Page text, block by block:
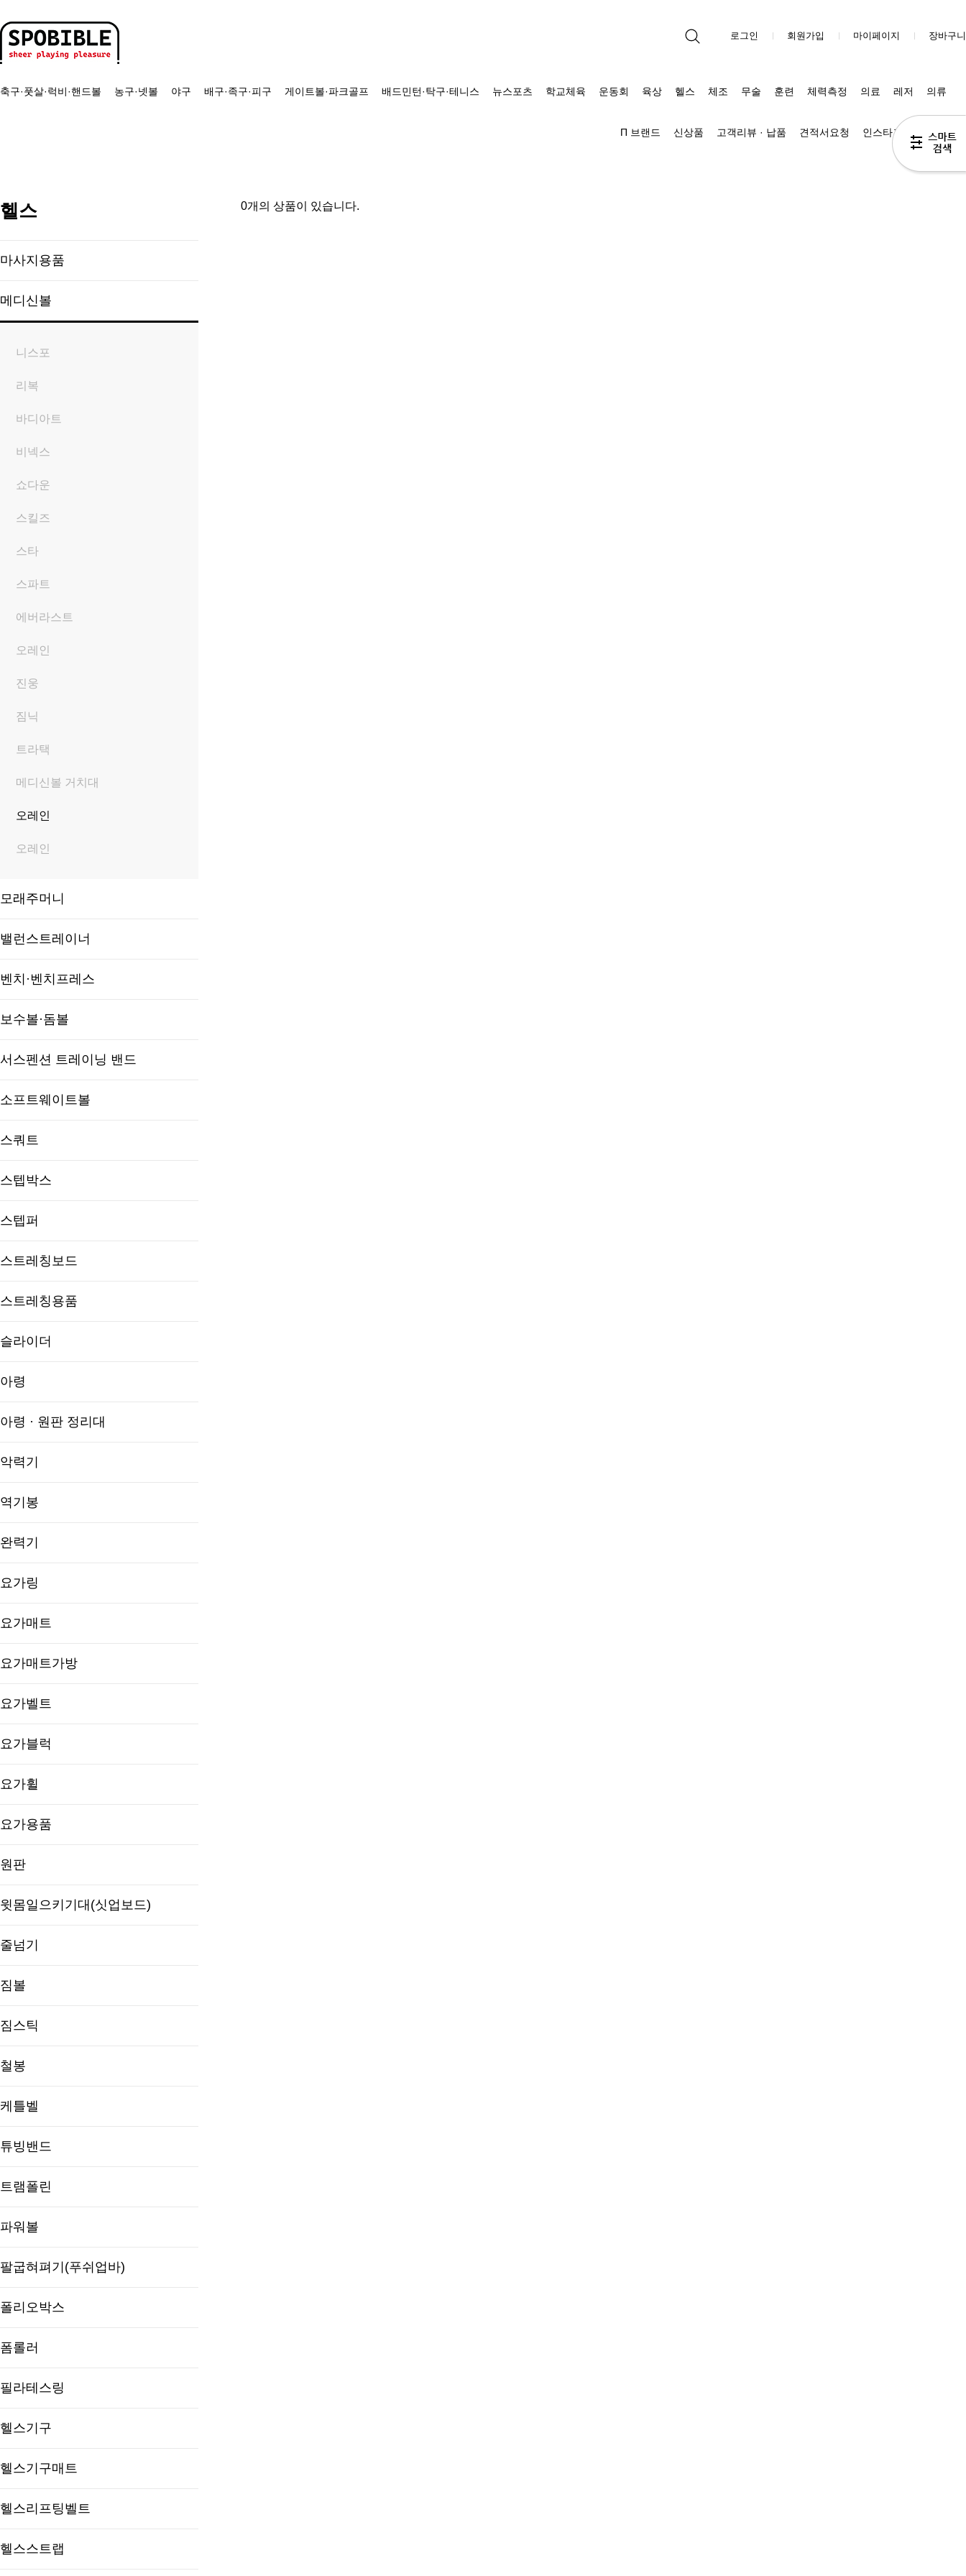
로그인 회원가입 마이페이지 장바구니
축구·풋살·럭비·핸드볼 농구·넷볼 야구 배구·족구·피구 게이트볼·파크골프 배드민턴·탁구·테니스 뉴스포츠 학교체육 운동회 육상 헬스 체조 무술 훈련 체력측정 의료 레저 의류
Π 브랜드 신상품 고객리뷰 · 납품 견적서요청 인스타그램 블로그 Π
헬스
마사지용품
메디신볼
니스포
리복
바디아트
비넥스
쇼다운
스킬즈
스타
스파트
에버라스트
오레인
진웅
짐닉
트라택
메디신볼 거치대
오레인
오레인
모래주머니
밸런스트레이너
벤치·벤치프레스
보수볼·돔볼
서스펜션 트레이닝 밴드
소프트웨이트볼
스쿼트
스텝박스
스텝퍼
스트레칭보드
스트레칭용품
슬라이더
아령
아령 · 원판 정리대
악력기
역기봉
완력기
요가링
요가매트
요가매트가방
요가벨트
요가블럭
요가휠
요가용품
원판
윗몸일으키기대(싯업보드)
줄넘기
짐볼
짐스틱
철봉
케틀벨
튜빙밴드
트램폴린
파워볼
팔굽혀펴기(푸쉬업바)
폴리오박스
폼롤러
필라테스링
헬스기구
헬스기구매트
헬스리프팅벨트
헬스스트랩
0개의 상품이 있습니다.